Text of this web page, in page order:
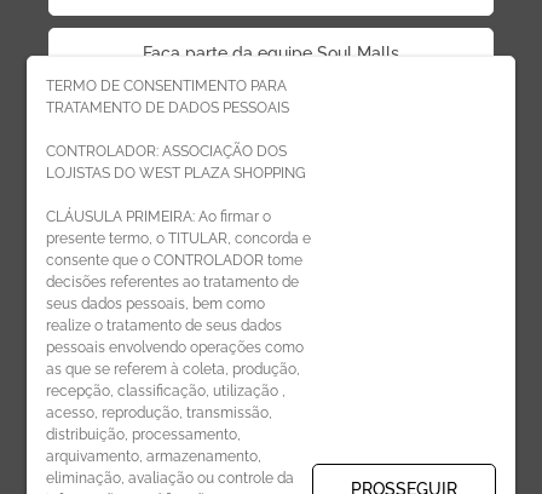
TERMO DE CONSENTIMENTO PARA
TRATAMENTO DE DADOS PESSOAIS
CONTROLADOR: ASSOCIAÇÃO DOS
LOJISTAS DO WEST PLAZA SHOPPING
CLÁUSULA PRIMEIRA: Ao firmar o
presente termo, o TITULAR, concorda e
consente que o CONTROLADOR tome
decisões referentes ao tratamento de
seus dados pessoais, bem como
realize o tratamento de seus dados
pessoais envolvendo operações como
as que se referem à coleta, produção,
recepção, classificação, utilização ,
acesso, reprodução, transmissão,
distribuição, processamento,
arquivamento, armazenamento,
eliminação, avaliação ou controle da
PROSSEGUIR
Faça parte da equipe Soul Malls
Faça parte da equipe West Plaza
Politica de privacidade
Código de Ética de Parceiros
CADASTRE-SE
Receba novidades por e-mail: